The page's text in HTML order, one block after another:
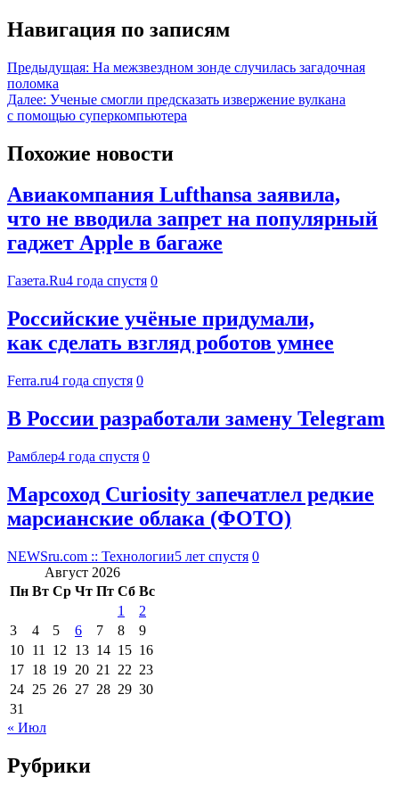
Навигация по записям
Предыдущая: На межзвездном зонде случилась загадочная
поломка
Далее: Ученые смогли предсказать извержение вулкана
с помощью суперкомпьютера
Похожие новости
Авиакомпания Lufthansa заявила,
что не вводила запрет на популярный
гаджет Apple в багаже
Газета.Ru4 года спустя 0
Российские учёные придумали,
как сделать взгляд роботов умнее
Ferra.ru4 года спустя 0
В России разработали замену Telegram
Рамблер4 года спустя 0
Марсоход Curiosity запечатлел редкие
марсианские облака (ФОТО)
NEWSru.com :: Технологии5 лет спустя 0
Август 2026
Пн Вт Ср Чт Пт Сб Вс
1
2
3
4 5 6 7 8
9
10 11 12 13 14 15 16
17 18 19 20 21 22 23
24 25 26 27 28 29 30
31
« Июл
Рубрики